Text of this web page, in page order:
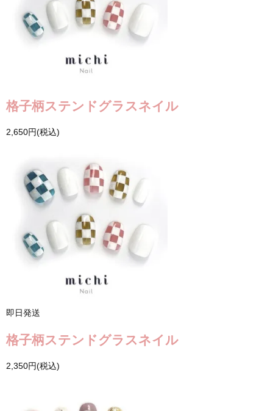
格子柄ステンドグラスネイル
2,650円(税込)
即日発送
格子柄ステンドグラスネイル
2,350円(税込)